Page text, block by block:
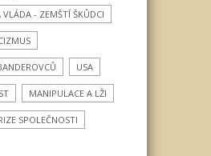
VLÁDA - ZEMŠTÍ ŠKŮDCI
USA
MANIPULACE A LŽI
SPOLEČNOSTI